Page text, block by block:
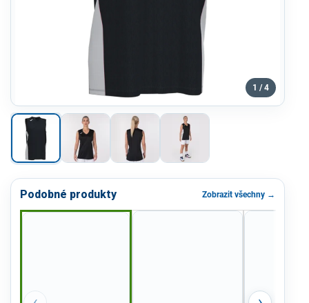
1 / 4
Podobné produkty Zobrazit všechny →